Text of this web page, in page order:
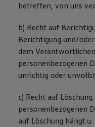
betreffen, von uns
b) Recht auf
Berichtigung und/
dem
personenbezogenen
unrichtig oder
c) Recht auf
personenbezogenen
auf Löschung hängt